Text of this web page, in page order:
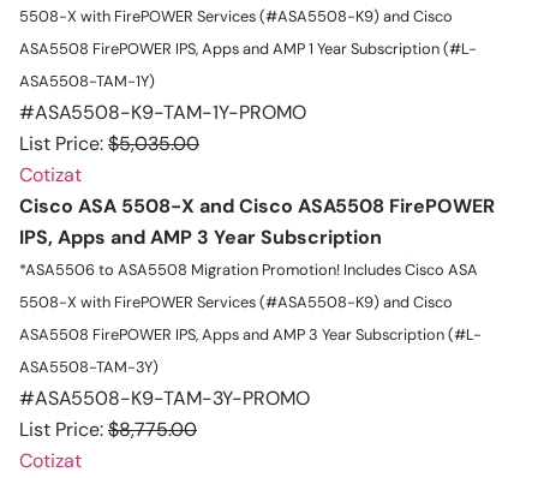
5508-X with FirePOWER Services (#ASA5508-K9) and Cisco
ASA5508 FirePOWER IPS, Apps and AMP 1 Year Subscription (#L-
ASA5508-TAM-1Y)
#ASA5508-K9-TAM-1Y-PROMO
List Price:$5,035.00
Cotizat
Cisco ASA 5508-X and Cisco ASA5508 FirePOWER
IPS, Apps and AMP 3 Year Subscription
*ASA5506 to ASA5508 Migration Promotion! Includes Cisco ASA
5508-X with FirePOWER Services (#ASA5508-K9) and Cisco
ASA5508 FirePOWER IPS, Apps and AMP 3 Year Subscription (#L-
ASA5508-TAM-3Y)
#ASA5508-K9-TAM-3Y-PROMO
List Price:$8,775.00
Cotizat